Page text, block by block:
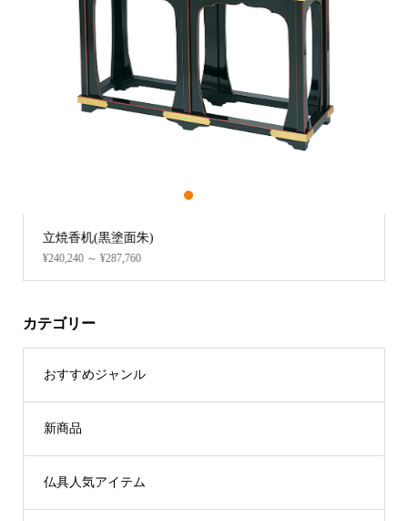
軽量机用金襴カバー (紫)
¥4,752
1
カテゴリー
おすすめジャンル
新商品
仏具人気アイテム